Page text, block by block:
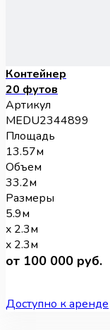
Контейнер
20 футов
Артикул
MEDU2344899
Площадь
13.57м
Объем
33.2м
Размеры
5.9м
x 2.3м
x 2.3м
от 100 000 руб.
Доступно к аренде